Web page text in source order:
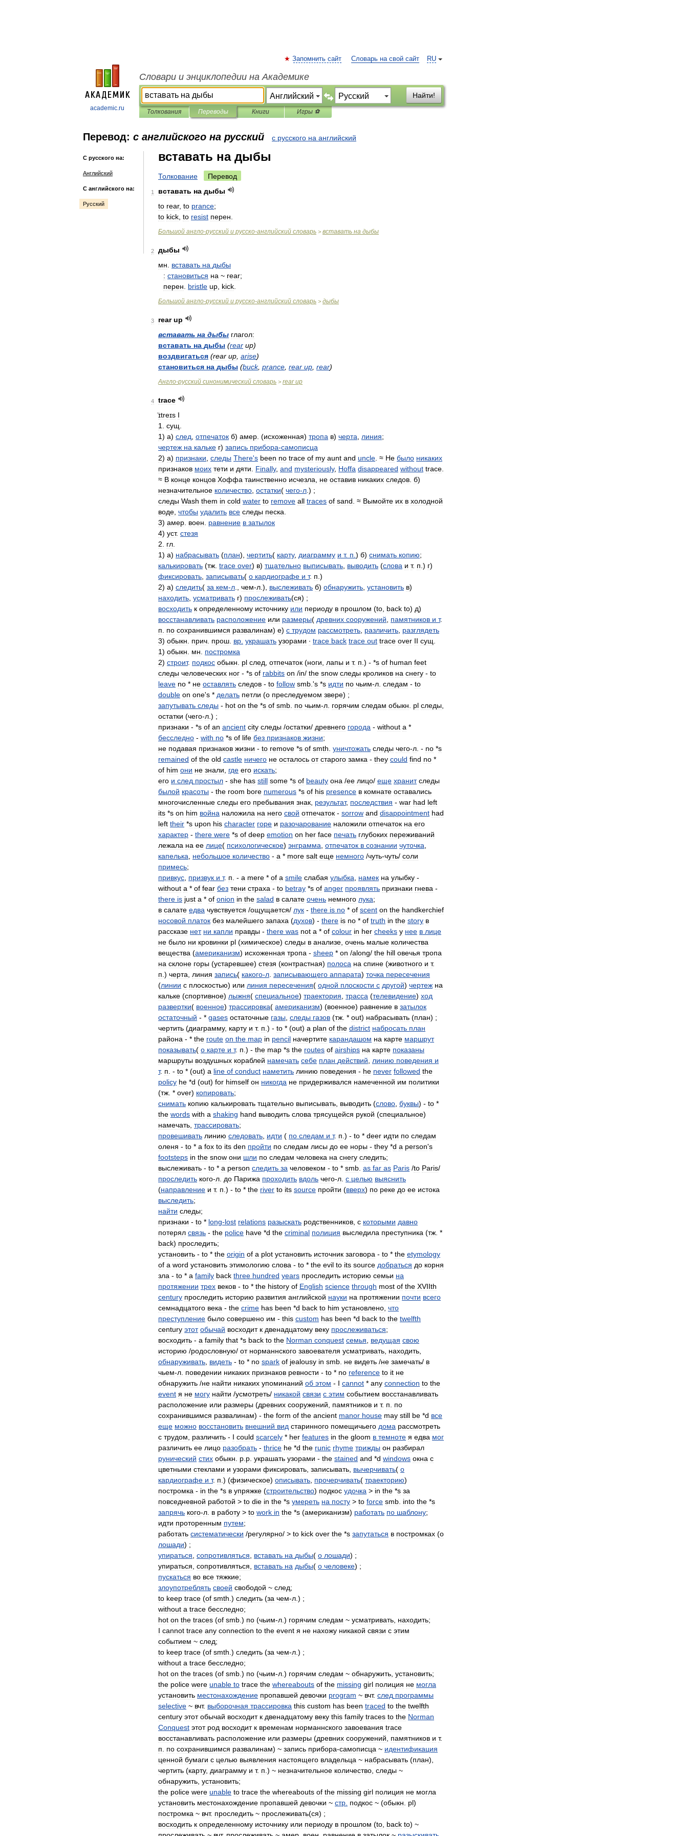
academic.ru
RU
Запомнить сайт Словарь на свой сайт
Словари и энциклопедии на Академике
Найти!
Толкования Переводы Книги Игры ⚽
Перевод: с английского на русский с русского на английский
С русского на:
Английский
С английского на:
Русский
вставать на дыбы
Толкование Перевод
1 вставать на дыбы
to rear, to prance;
to kick to resist перен
Большой англо-русский и русско-английский словарь > вставать на дыбы
2
дыбы
мн
вставать на дыбы
: становиться на ~ rear;
перен
bristle up kick
Большой англо-русский и русско-английский словарь > дыбы
3 rear up
вставать на дыбы глагол:
вставать на дыбы (rear up)
воздвигаться (rear up arise)
становиться на дыбы (buck, prance rear up rear)
Англо-русский синонимический словарь > rear up
4
trace
̈ɪtreɪs I
1
сущ
1) а) след отпечаток б) амер . (исхоженная) тропа в) черта линия;
чертеж на кальке г) запись прибора-самописца
2) а) признаки следы There's been no trace of my aunt and uncle . ≈ Не было никаких
признаков моих тети и дяти Finally, and mysteriously, Hoffa disappeared without trace
≈ В конце концов Хоффа таинственно исчезла не оставив никаких следов б)
незначительное количество остатки( чего-л .) ;
следы Wash them in cold water to remove all traces of sand . ≈ Вымойте их в холодной
воде чтобы удалить все следы песка
3) амер воен равнение в затылок
4) уст. стезя
2
гл
1) а) набрасывать (план), чертить( карту, диаграмму и т. п ) б) снимать копию;
калькировать (тж trace over) в) тщательно выписывать выводить (слова и т. п .) г)
фиксировать записывать( о кардиографе и т. п .)
2) а) следить( за кем-л чем-л .), выслеживать б) обнаружить установить в)
находить усматривать г) прослеживать(ся) ;
восходить к определенному источнику или периоду в прошлом (to back to) д)
восстанавливать расположение или размеры( древних сооружений памятников и т.
п
по сохранившимся развалинам) е) с трудом рассмотреть различить разглядеть
3) обыкн прич прош вр украшать узорами ∙ trace back trace out trace over II сущ
1) обыкн мн
постромка
2) строит. подкос обыкн pl след отпечаток (ноги лапы и т. п .) - *s of human feet
следы человеческих ног - *s of rabbits on /in/ the snow следы кроликов на снегу - to
leave no * не оставлять следов - to follow smb .'s *s идти по чьим-л следам - to
double on one's * делать петли (о преследуемом звере) ;
запутывать следы - hot on the *s of smb по чьим-л горячим следам обыкн pl следы
остатки (чего-л .) ;
признаки - *s of an ancient city следы /остатки/ древнего города - without a *
бесследно - with no *s of life без признаков жизни;
не подавая признаков жизни - to remove *s of smth уничтожать следы чего-л . - no *s
remained of the old castle ничего не осталось от старого замка - they could find no *
of him они не знали где его искать;
его и след простыл - she has still some *s of beauty она /ее лицо/ еще хранит следы
былой красоты - the room bore numerous *s of his presence в комнате оставались
многочисленные следы его пребывания знак результат, последствия - war had left
its *s on him война наложила на него свой отпечаток - sorrow and disappointment had
left their *s upon his character горе и разочарование наложили отпечаток на его
характер - there were *s of deep emotion on her face печать глубоких переживаний
лежала на ее лице( психологическое) энграмма отпечаток в сознании чуточка
капелька
небольшое количество - a * more salt еще немного /чуть-чуть/ соли
примесь;
привкус призвук и т. п . - a mere * of a smile слабая улыбка намек на улыбку -
without a * of fear без тени страха - to betray *s of anger проявлять признаки гнева -
there is just a * of onion in the salad в салате очень немного лука;
в салате едва чувствуется /ощущается/ лук - there is no * of scent on the handkerchief
носовой платок без малейшего запаха (духов) - there is no * of truth in the story в
рассказе нет ни капли правды - there was not a * of colour in her cheeks у нее в лице
не было ни кровинки pl (химическое) следы в анализе очень малые количества
вещества (американизм) исхоженная тропа - sheep * on /along/ the hill овечья тропа
на склоне горы (устаревшее) стезя (контрастная) полоса на спине (животного и т.
п .) черта линия запись( какого-л записывающего аппарата) точка пересечения
(линии с плоскостью) или линия пересечения( одной плоскости с другой) чертеж на
кальке (спортивное) лыжня( специальное) траектория трасса (телевидение) ход
развертки( военное) трассировка( американизм) (военное) равнение в затылок
остаточный - * gases остаточные газы следы газов (тж . * out) набрасывать (план) ;
чертить (диаграмму, карту и т. п .) - to * (out) a plan of the district набросать план
района - * the route on the map in pencil начертите карандашом на карте маршрут
показывать( о карте и т. п .) - the map *s the routes of airships на карте показаны
маршруты воздушных кораблей намечать себе план действий линию поведения и
т. п . - to * (out) a line of conduct наметить линию поведения - he never followed the
policy he *d (out) for himself он никогда не придерживался намеченной им политики
(тж . * over) копировать;
снимать копию калькировать тщательно выписывать выводить (слово буквы) - to *
the words with a shaking hand выводить слова трясущейся рукой (специальное)
намечать трассировать;
провешивать линию следовать идти ( по следам и т. п .) - to * deer идти по следам
оленя - to * a fox to its den пройти по следам лисы до ее норы - they *d a person's
footsteps in the snow они шли по следам человека на снегу следить;
выслеживать - to * a person следить за человеком - to * smb as far as Paris /to Paris/
проследить кого-л до Парижа проходить вдоль чего-л с целью выяснить
(направление и т. п .) - to * the river to its source пройти (вверх) по реке до ее истока
выследить;
найти следы;
признаки - to * long-lost relations разыскать родственников с которыми давно
потерял связь - the police have *d the criminal полиция выследила преступника (тж . *
back) проследить;
установить - to * the origin of a plot установить источник заговора - to * the etymology
of a word установить этимологию слова - to * the evil to its source добраться до корня
зла - to * a family back three hundred years проследить историю семьи на
протяжении трех веков - to * the history of English science through most of the XVIIth
century проследить историю развития английской науки на протяжении почти всего
семнадцатого века - the crime has been *d back to him установлено что
преступление было совершено им - this custom has been *d back to the twelfth
century этот обычай восходит к двенадцатому веку прослеживаться;
восходить - a family that *s back to the Norman conquest семья ведущая свою
историю /родословную/ от норманнского завоевателя усматривать находить
обнаруживать видеть - to * no spark of jealousy in smb не видеть /не замечать/ в
чьем-л поведении никаких признаков ревности - to * no reference to it не
обнаружить /не найти никаких упоминаний об этом - I cannot * any connection to the
event я не могу найти /усмотреть/ никакой связи с этим событием восстанавливать
расположение или размеры (древних сооружений памятников и т. п
по
сохранившимся развалинам) - the form of the ancient manor house may still be *d все
еще можно восстановить внешний вид старинного помещичьего дома рассмотреть
с трудом различить - I could scarcely * her features in the gloom в темноте я едва мог
различить ее лицо разобрать - thrice he *d the runic rhyme трижды он разбирал
рунический стих обыкн p p украшать узорами - the stained and *d windows окна с
цветными стеклами и узорами фиксировать записывать вычерчивать( о
кардиографе и т. п .) (физическое) описывать прочерчивать( траекторию)
постромка - in the *s в упряжке (строительство) подкос удочка > in the *s за
повседневной работой > to die in the *s умереть на посту > to force smb into the *s
запрячь кого-л в работу > to work in the *s (американизм) работать по шаблону;
идти проторенным путем;
работать систематически /регулярно/ > to kick over the *s запутаться в постромках (о
лошади) ;
упираться сопротивляться вставать на дыбы( о лошади) ;
упираться сопротивляться вставать на дыбы( о человеке) ;
пускаться во все тяжкие;
злоупотреблять своей свободой ~ след;
to keep trace (of smth .) следить (за чем-л .) ;
without a trace бесследно;
hot on the traces (of smb .) по (чьим-л .) горячим следам ~ усматривать находить;
I cannot trace any connection to the event я не нахожу никакой связи с этим
событием ~ след;
to keep trace (of smth .) следить (за чем-л .) ;
without a trace бесследно;
hot on the traces (of smb .) по (чьим-л .) горячим следам ~ обнаружить установить;
the police were unable to trace the whereabouts of the missing girl полиция не могла
установить местонахождение пропавшей девочки program ~ вчт. след программы
selective ~ вчт. выборочная трассировка this custom has been traced to the twelfth
century этот обычай восходит к двенадцатому веку this family traces to the Norman
Conquest этот род восходит к временам норманнского завоевания trace
восстанавливать расположение или размеры (древних сооружений памятников и т.
п
по сохранившимся развалинам) ~ запись прибора-самописца ~ идентификация
ценной бумаги с целью выявления настоящего владельца ~ набрасывать (план),
чертить (карту, диаграмму и т. п .) ~ незначительное количество следы ~
обнаружить установить;
the police were unable to trace the whereabouts of the missing girl полиция не могла
установить местонахождение пропавшей девочки ~ стр подкос ~ (обыкн pl)
постромка ~ вчт. проследить ~ прослеживать(ся) ;
восходить к определенному источнику или периоду в прошлом (to back to) ~